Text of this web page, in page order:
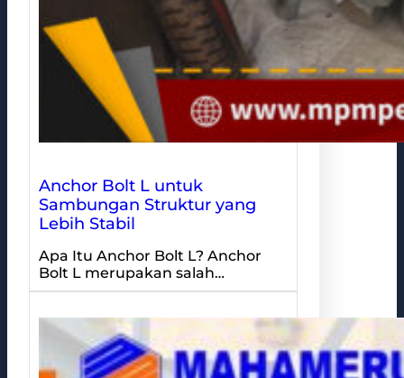
Anchor Bolt L untuk
Sambungan Struktur yang
Lebih Stabil
Apa Itu Anchor Bolt L? Anchor
Bolt L merupakan salah…